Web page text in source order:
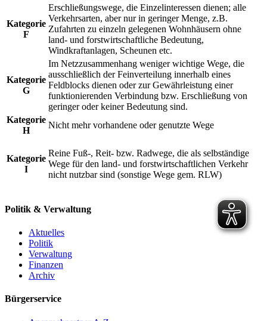
Kategorie
F
Erschließungswege, die Einzelinteressen dienen; alle
Verkehrsarten, aber nur in geringer Menge, z.B.
Zufahrten zu einzeln gelegenen Wohnhäusern ohne
land- und forstwirtschaftliche Bedeutung,
Windkraftanlagen, Scheunen etc.
Kategorie
G
Im Netzzusammenhang weniger wichtige Wege, die
ausschließlich der Feinverteilung innerhalb eines
Feldblocks dienen oder zur Gewährleistung einer
funktionierenden Verbindung bzw. Erschließung von
geringer oder keiner Bedeutung sind.
Kategorie
H
Nicht mehr vorhandene oder genutzte Wege
Kategorie
I
Reine Fuß-, Reit- bzw. Radwege, die als selbständige
Wege für den land- und forstwirtschaftlichen Verkehr
nicht nutzbar sind (sonstige Wege gem. RLW)
Politik & Verwaltung
Aktuelles
Politik
Verwaltung
Finanzen
Archiv
Bürgerservice